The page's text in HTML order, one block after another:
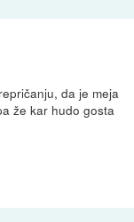
da je meja
že kar hudo gosta